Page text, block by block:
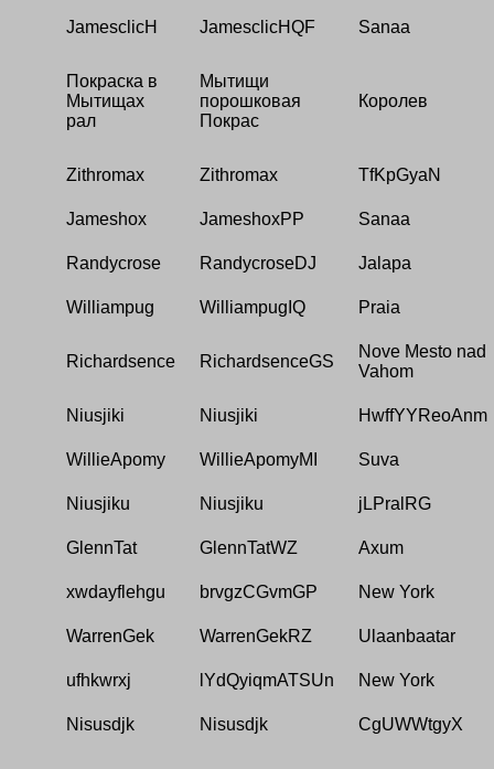
JamesclicH JamesclicHQF Sanaa
Покраска в
Мытищах
рал
Мытищи
порошковая
Покрас
Королев
Zithromax Zithromax TfKpGyaN
Jameshox JameshoxPP Sanaa
Randycrose RandycroseDJ Jalapa
Williampug WilliampugIQ Praia
Richardsence RichardsenceGS
Nove Mesto nad
Vahom
Niusjiki Niusjiki HwffYYReoAnm
WillieApomy WillieApomyMI Suva
Niusjiku Niusjiku jLPralRG
GlennTat GlennTatWZ Axum
xwdayflehgu brvgzCGvmGP New York
WarrenGek WarrenGekRZ Ulaanbaatar
ufhkwrxj lYdQyiqmATSUn New York
Nisusdjk Nisusdjk CgUWWtgyX